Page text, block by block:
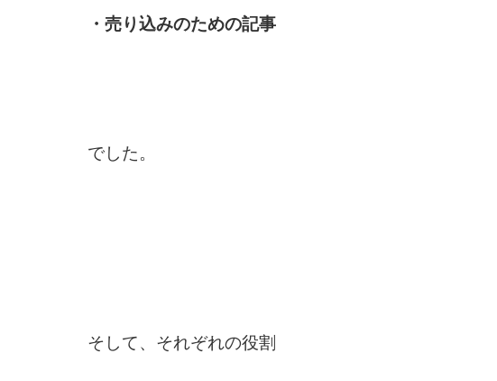
・売り込みのための記事
でした。
そして、それぞれの役割